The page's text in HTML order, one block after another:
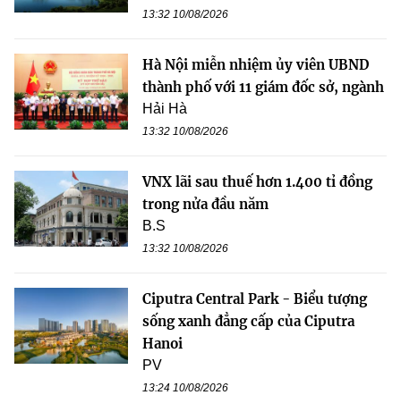
13:32 10/08/2026
Hà Nội miễn nhiệm ủy viên UBND
thành phố với 11 giám đốc sở, ngành
Hải Hà
13:32 10/08/2026
VNX lãi sau thuế hơn 1.400 tỉ đồng
trong nửa đầu năm
B.S
13:32 10/08/2026
Ciputra Central Park - Biểu tượng
sống xanh đẳng cấp của Ciputra
Hanoi
PV
13:24 10/08/2026